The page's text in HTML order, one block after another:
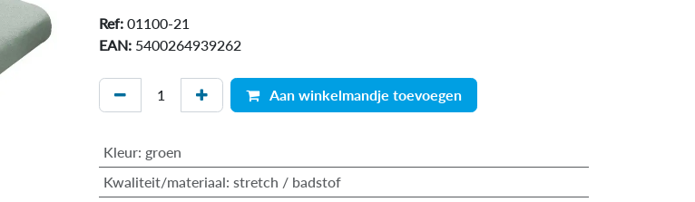
Ref: 01100-21
EAN: 5400264939262
Aan winkelmandje toevoegen
Kleur: groen
Kwaliteit/materiaal: stretch / badstof